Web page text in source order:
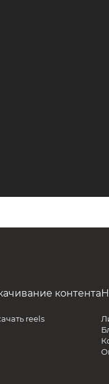
контента
reels